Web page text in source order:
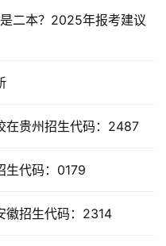
二本？2025年报考建议
在贵州招生代码：2487
生代码：0179
徽招生代码：2314